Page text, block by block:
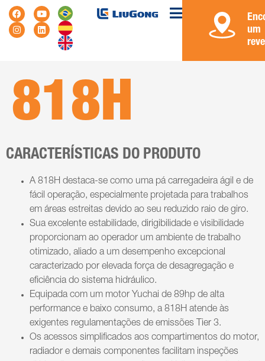
um
818H
CARACTERÍSTICAS DO PRODUTO
A 818H destaca-se como uma pá carregadeira ágil e de
fácil operação, especialmente projetada para trabalhos
em áreas estreitas devido ao seu reduzido raio de giro.
Sua excelente estabilidade, dirigibilidade e visibilidade
proporcionam ao operador um ambiente de trabalho
otimizado, aliado a um desempenho excepcional
caracterizado por elevada força de desagregação e
eficiência do sistema hidráulico.
Equipada com um motor Yuchai de 89hp de alta
performance e baixo consumo, a 818H atende às
exigentes regulamentações de emissões Tier 3.
Os acessos simplificados aos compartimentos do motor,
radiador e demais componentes facilitam inspeções